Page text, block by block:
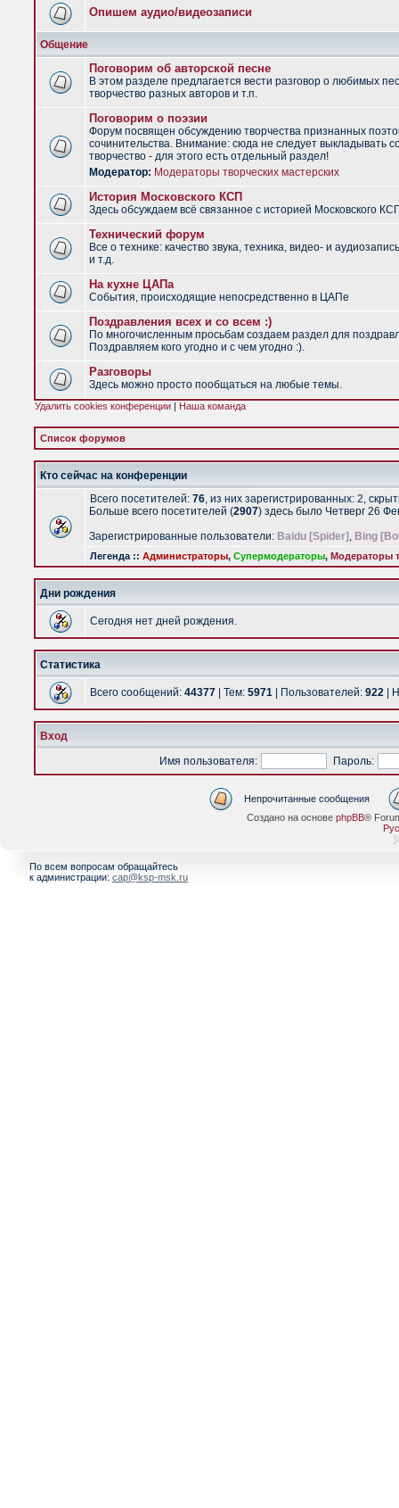
Опишем аудио/видеозаписи
Общение
Поговорим об авторской песне
В этом разделе предлагается вести разговор о любимых
творчество разных авторов и т.п.
Поговорим о поэзии
Форум посвящен обсуждению творчества признанных
сочинительства. Внимание: сюда не следует выкладывать
творчество - для этого есть отдельный раздел!
Модератор: Модераторы творческих мастерских
История Московского КСП
Здесь обсуждаем всё связанное с историей Московского
Технический форум
Все о технике: качество звука, техника, видео- и
и т.д.
На кухне ЦАПа
События, происходящие непосредственно в ЦАПе
Поздравления всех и со всем :)
По многочисленным просьбам создаем раздел для
Поздравляем кого угодно и с чем угодно :).
Разговоры
Здесь можно просто пообщаться на любые темы.
Удалить cookies конференции | Наша команда
Список форумов
Кто сейчас на конференции
Всего посетителей: 76, из них зарегистрированных: 2,
Больше всего посетителей (2907) здесь было Четверг 26
Зарегистрированные пользователи: Baidu [Spider] , Bing
Легенда :: Администраторы, Супермодераторы, Модераторы
Дни рождения
Сегодня нет дней рождения.
Статистика
Всего сообщений: 44377 | Тем: 5971 | Пользователей: 922 |
Вход
Имя пользователя:
Пароль:
Непрочитанные сообщения
Создано на основе phpBB®
[
По всем вопросам обращайтесь
к администрации: cap@ksp-msk.ru